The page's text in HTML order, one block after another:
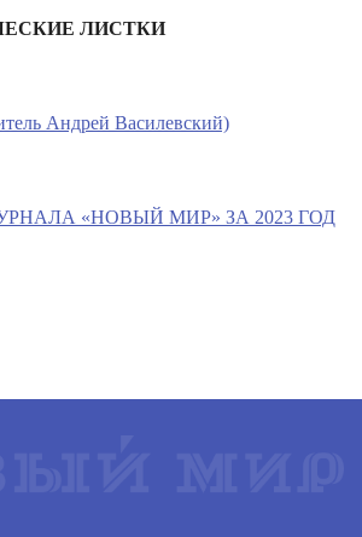
ЛИСТКИ
Андрей Василевский)
«НОВЫЙ МИР» ЗА 2023 ГОД